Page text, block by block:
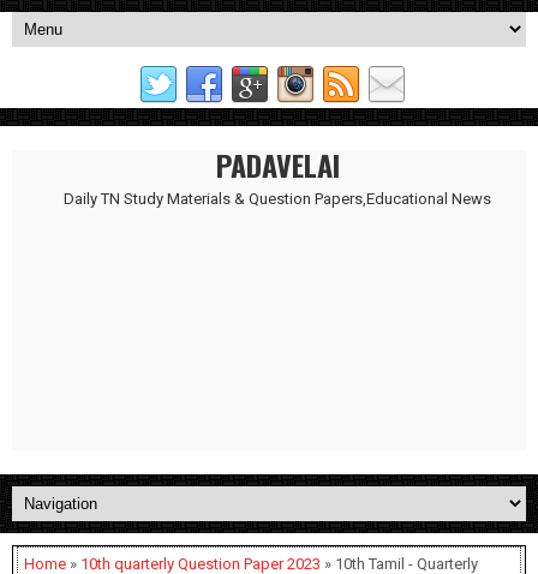
PADAVELAI
Daily TN Study Materials & Question Papers,Educational News
Home » 10th quarterly Question Paper 2023 » 10th Tamil - Quarterly